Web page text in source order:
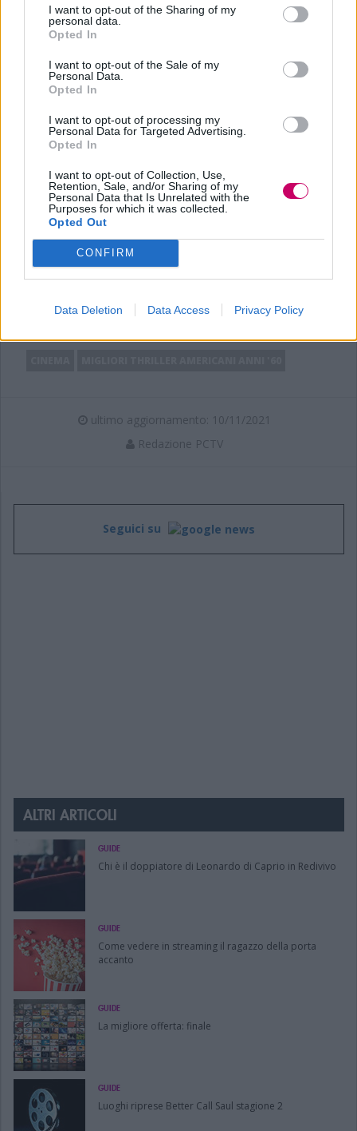
I want to opt-out of the Sharing of my
personal data.
Opted In
I want to opt-out of the Sale of my
Personal Data.
Opted In
I want to opt-out of processing my
Personal Data for Targeted Advertising.
Opted In
I want to opt-out of Collection, Use,
Retention, Sale, and/or Sharing of my
Personal Data that Is Unrelated with the
Purposes for which it was collected.
Opted Out
CONFIRM
Data Deletion Data Access Privacy Policy
prestigioso uomo d'affari sospettato di
Che fine ha fatto Baby James
Robert Aldrich nel 1962 e interpretato
da una superba Bette Davis, racconta di
messa da parte, da adulta sviluppa
enorme odio e acredine verso tutti.
Riproduzione riservata ©2026 -PCTV
ultimo aggiornamento: 10/11/2021
Redazione PCTV
Seguici su
ALTRI ARTICOLI
GUIDE
Chi è il doppiatore di Leonardo di Caprio in Redivivo
GUIDE
Come vedere in streaming il ragazzo della porta
accanto
GUIDE
La migliore offerta: finale
GUIDE
Luoghi riprese Better Call Saul stagione 2